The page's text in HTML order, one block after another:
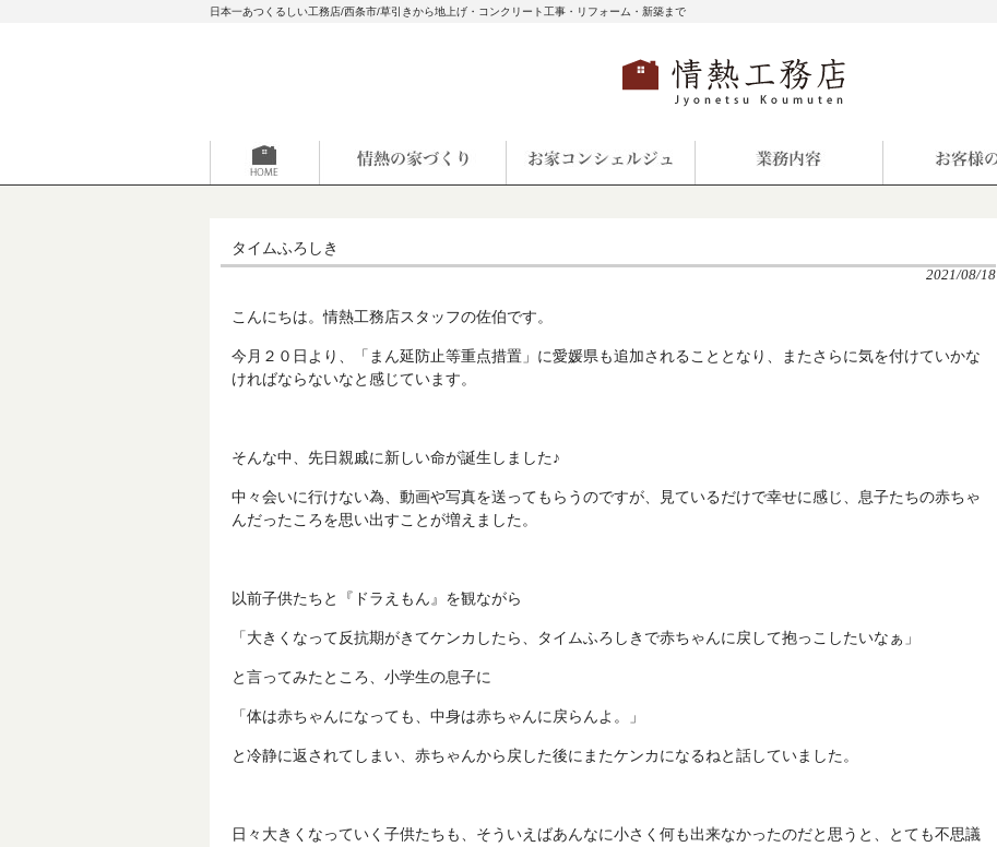
日本一あつくるしい工務店/西条市/草引きから地上げ・コンクリート工事・リフォーム・新築まで
タイムふろしき
2021/08/18
こんにちは。情熱工務店スタッフの佐伯です。
今月２０日より、「まん延防止等重点措置」に愛媛県も追加されることとなり、またさらに気を付けていかな
ければならないなと感じています。
そんな中、先日親戚に新しい命が誕生しました♪
中々会いに行けない為、動画や写真を送ってもらうのですが、見ているだけで幸せに感じ、息子たちの赤ちゃ
んだったころを思い出すことが増えました。
以前子供たちと『ドラえもん』を観ながら
「大きくなって反抗期がきてケンカしたら、タイムふろしきで赤ちゃんに戻して抱っこしたいなぁ」
と言ってみたところ、小学生の息子に
「体は赤ちゃんになっても、中身は赤ちゃんに戻らんよ。」
と冷静に返されてしまい、赤ちゃんから戻した後にまたケンカになるねと話していました。
日々大きくなっていく子供たちも、そういえばあんなに小さく何も出来なかったのだと思うと、とても不思議